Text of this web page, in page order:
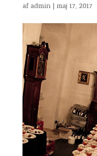
af admin| maj 17, 2017